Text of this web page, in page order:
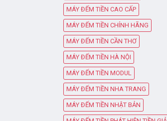
MÁY ĐẾM TIỀN CAO CẤP
MÁY ĐẾM TIỀN CHÍNH HÃNG
MÁY ĐẾM TIỀN CẦN THƠ
MÁY ĐẾM TIỀN HÀ NỘI
MÁY ĐẾM TIỀN MODUL
MÁY ĐẾM TIỀN NHA TRANG
MÁY ĐẾM TIỀN NHẬT BẢN